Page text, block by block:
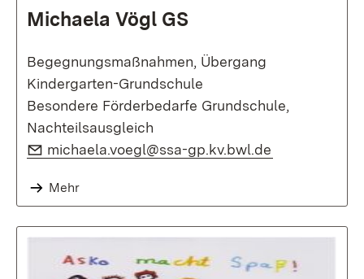
Michaela Vögl GS
Begegnungsmaßnahmen, Übergang
Kindergarten-Grundschule
Besondere Förderbedarfe Grundschule,
Nachteilsausgleich
E-Mail:
michaela.voegl@ssa-gp.kv.bwl.de
Mehr